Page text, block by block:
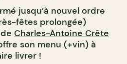
jusqu’à nouvel ordre
fêtes prolongée)
Charles-Antoine Crête
son menu (+vin) à
livrer !